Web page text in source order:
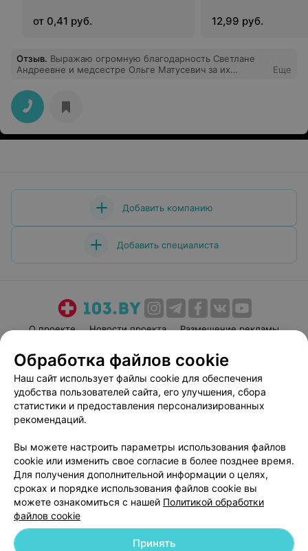
от 0,41 руб. 12,99 руб.
Отзыв. Выражаю огромную благодарность Светлане
Андреевне и медсестре Ольге Матусевич за их
Спасибо!!!!!!!!
Еще
Добавить компанию
Добавить специалиста
О проекте Новости проекта
Размещение рекламы
Пользовательское соглашение
Способы оплаты
Вакансии
Партнеры
Написать руководителю 103.by
Персональные настройки cookie
Обработка персональных данных
Обработка файлов cookie
Наш сайт использует файлы cookie для обеспечения
удобства пользователей сайта, его улучшения, сбора
статистики и предоставления персонализированных
рекомендаций.
Вы можете настроить параметры использования файлов
cookie или изменить свое согласие в более позднее время.
Для получения дополнительной информации о целях,
сроках и порядке использования файлов cookie вы
можете ознакомиться с нашей Политикой обработки
файлов cookie
Принять